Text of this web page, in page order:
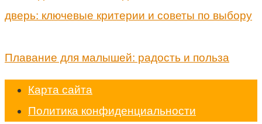
дверь: ключевые критерии и советы по выбору
Плавание для малышей: радость и польза
Карта сайта
Политика конфиденциальности